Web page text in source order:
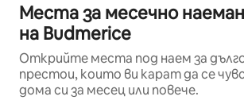
Места за месечно
на Budmerice
Открийте места под наем за
престои, които ви карат да се
дома си за месец или повече.